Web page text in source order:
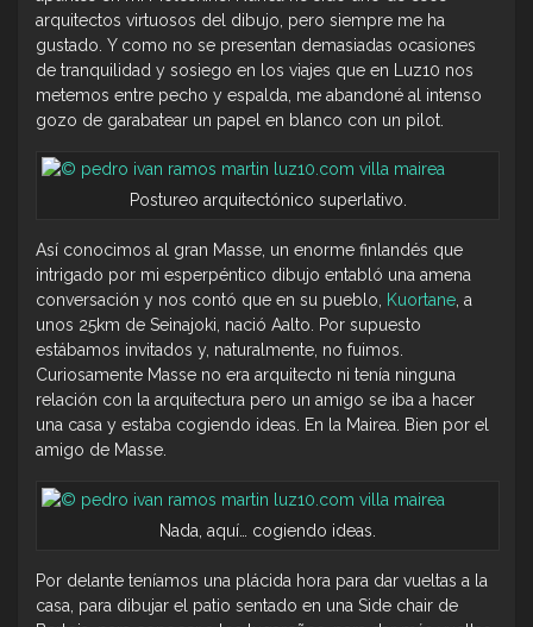
arquitectos virtuosos del dibujo, pero siempre me ha
gustado. Y como no se presentan demasiadas ocasiones
de tranquilidad y sosiego en los viajes que en Luz10 nos
metemos entre pecho y espalda, me abandoné al intenso
gozo de garabatear un papel en blanco con un pilot.
Postureo arquitectónico superlativo.
Así conocimos al gran Masse, un enorme finlandés que
intrigado por mi esperpéntico dibujo entabló una amena
conversación y nos contó que en su pueblo, Kuortane, a
unos 25km de Seinajoki, nació Aalto. Por supuesto
estábamos invitados y, naturalmente, no fuimos.
Curiosamente Masse no era arquitecto ni tenía ninguna
relación con la arquitectura pero un amigo se iba a hacer
una casa y estaba cogiendo ideas. En la Mairea. Bien por el
amigo de Masse.
Nada, aquí… cogiendo ideas.
Por delante teníamos una plácida hora para dar vueltas a la
casa, para dibujar el patio sentado en una Side chair de